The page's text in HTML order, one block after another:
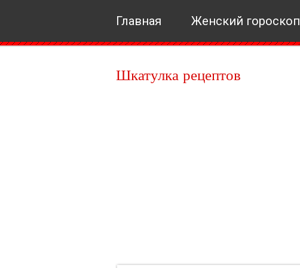
Главная Женский гороскоп
Шкатулка рецептов